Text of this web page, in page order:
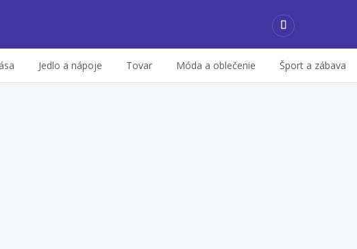
Jedlo a nápoje Tovar Móda a oblečenie Šport a zábava